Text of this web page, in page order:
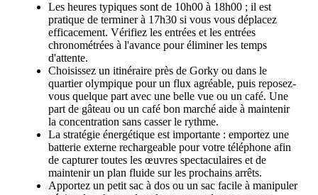
Les heures typiques sont de 10h00 à 18h00 ; il est
pratique de terminer à 17h30 si vous vous déplacez
efficacement. Vérifiez les entrées et les entrées
chronométrées à l'avance pour éliminer les temps
d'attente.
Choisissez un itinéraire près de Gorky ou dans le
quartier olympique pour un flux agréable, puis reposez-
vous quelque part avec une belle vue ou un café. Une
part de gâteau ou un café bon marché aide à maintenir
la concentration sans casser le rythme.
La stratégie énergétique est importante : emportez une
batterie externe rechargeable pour votre téléphone afin
de capturer toutes les œuvres spectaculaires et de
maintenir un plan fluide sur les prochains arrêts.
Apportez un petit sac à dos ou un sac facile à manipuler